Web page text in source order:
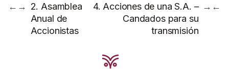
← → 2. Asamblea
Anual de
Accionistas
4. Acciones de una S.A. –
Candados para su
transmisión
→ ←